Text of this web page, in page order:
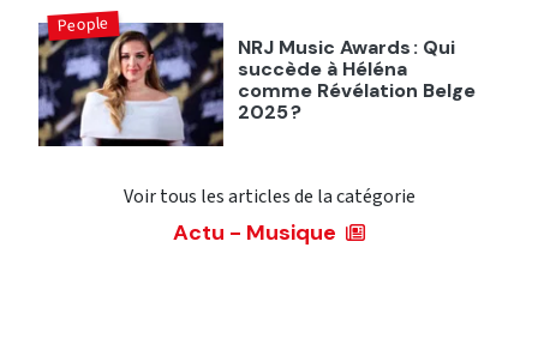
NRJ Music Awards : Qui
succède à Héléna
comme Révélation Belge
2025 ?
People
Voir tous les articles de la catégorie
Actu - Musique